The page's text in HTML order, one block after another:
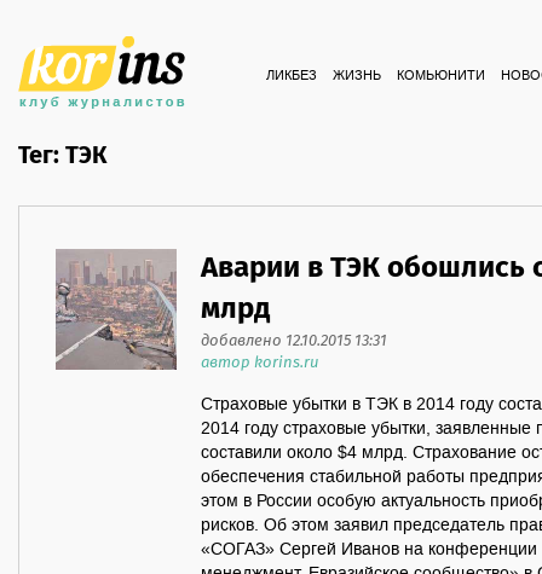
ЛИКБЕЗ ЖИЗНЬ КОМЬЮНИТИ
Тег: ТЭК
Аварии в ТЭК обошлись
млрд
добавлено 12.10.2015 13:31
автор korins.ru
Страховые убытки в ТЭК в 2014 году
2014 году страховые убытки,
составили около $4 млрд. Страхование
обеспечения стабильной работы
этом в России особую актуальность
рисков. Об этом заявил председатель
«СОГАЗ» Сергей Иванов на конференции